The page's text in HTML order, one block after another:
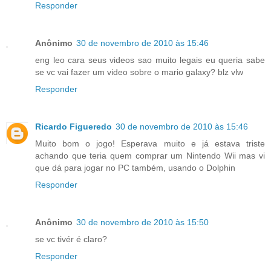
Responder
Anônimo 30 de novembro de 2010 às 15:46
eng leo cara seus videos sao muito legais eu queria sabe
se vc vai fazer um video sobre o mario galaxy? blz vlw
Responder
Ricardo Figueredo 30 de novembro de 2010 às 15:46
Muito bom o jogo! Esperava muito e já estava triste
achando que teria quem comprar um Nintendo Wii mas vi
que dá para jogar no PC também, usando o Dolphin
Responder
Anônimo 30 de novembro de 2010 às 15:50
se vc tivér é claro?
Responder